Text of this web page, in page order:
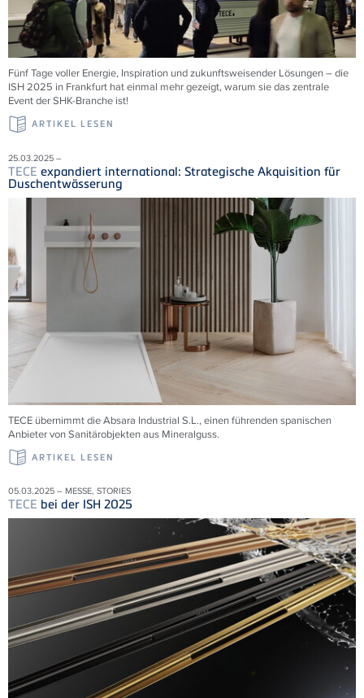
Fünf Tage voller Energie, Inspiration und zukunftsweisender Lösungen – die
ISH 2025 in Frankfurt hat einmal mehr gezeigt, warum sie das zentrale
Event der SHK-Branche ist!
ARTIKEL LESEN
25.03.2025 –
TECE expandiert international: Strategische Akquisition für
Duschentwässerung
TECE übernimmt dieAbsara Industrial S.L., einen führenden spanischen
Anbieter von Sanitärobjekten aus Mineralguss.
ARTIKEL LESEN
05.03.2025 – MESSE, STORIES
TECE bei der ISH 2025